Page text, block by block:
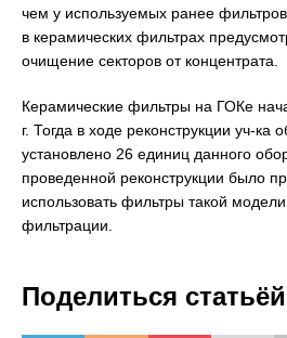
чем у используемых ранее
в керамических фильтрах
очищение секторов от концентрата.
Керамические фильтры на ГОКе
г. Тогда в ходе реконструкции уч-
установлено 26 единиц данного
проведенной реконструкции было
использовать фильтры такой
фильтрации.
Поделиться статьёй